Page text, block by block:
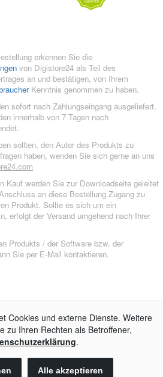
erkennen Sie die
von Digistore24 als Teil des
an und bestätigen, von Ihrem
Kenntnis genommen zu haben.
sofort nach Zahlungseingang ausgeliefert.
innerhalb von 7 Tagen nach
sollten, den Autor des Produkts zu
haben, wenden Sie sich gerne an uns
Kauf werden Sie zur Downloadseite geleitet
an diese Bestellung Zugang zu
Produkt. Sollte es sich um ein
erfolgt der Versand umgehend nach Ihrer
Produkts / der Software bzw. der
Sie per E-Mail kontaktieren.
Datenschutzerklärung
Kontakt
GmbH, alle Rechte vorbehalten